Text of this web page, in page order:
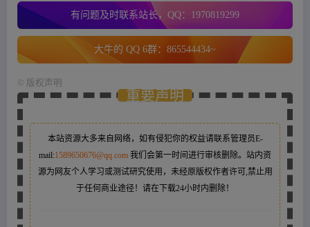
有问题及时联系站长，QQ：1970819299
大牛的 QQ 6群：865544434~
版权声明
重要声明
本站资源大多来自网络，如有侵犯你的权益请联系管理员E-
mail:1589650676@qq.com 我们会第一时间进行审核删除。站内资
源为网友个人学习或测试研究使用，未经原版权作者许可,禁止用
于任何商业途径！请在下载24小时内删除！